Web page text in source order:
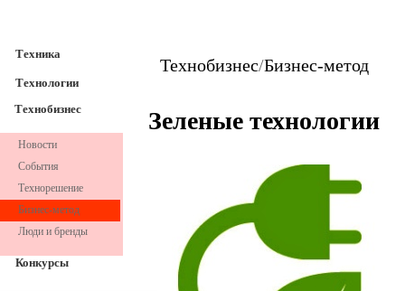
Техника
Технологии
Технобизнес
Новости
События
Технорешение
Бизнес-метод
Люди и бренды
Конкурсы
Технобизнес/Бизнес-метод
Зеленые технологии